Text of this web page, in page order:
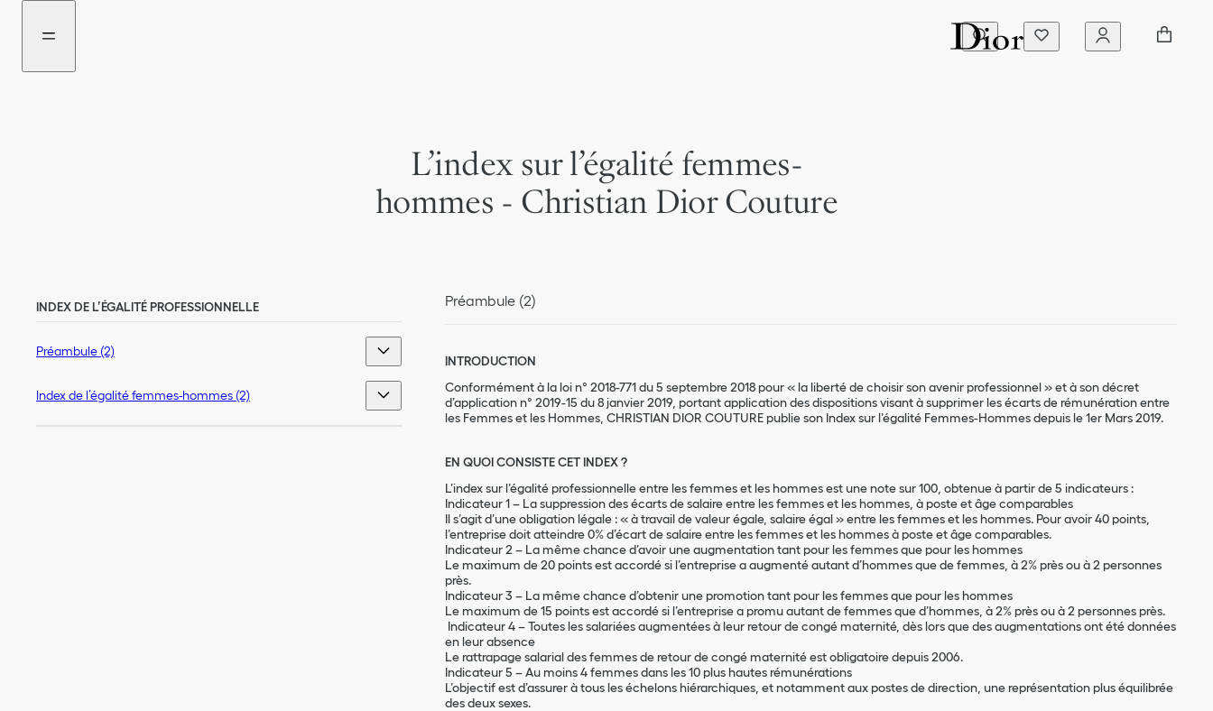
Aller
Aller
contenu
L’index sur l’égalité femmes-
hommes - Christian Dior Couture
INDEX DE L’ÉGALITÉ PROFESSIONNELLE
Préambule (2)
Index de l’égalité femmes-hommes (2)
Préambule (2)
INTRODUCTION
Conformément à la loi n° 2018-771 du 5 septembre 2018 pour « la liberté de choisir son avenir professionnel » et à son décret
d’application n° 2019-15 du 8 janvier 2019, portant application des dispositions visant à supprimer les écarts de rémunération entre
les Femmes et les Hommes, CHRISTIAN DIOR COUTURE publie son Index sur l’égalité Femmes-Hommes depuis le 1er Mars 2019.
EN QUOI CONSISTE CET INDEX ?
L’index sur l’égalité professionnelle entre les femmes et les hommes est une note sur 100, obtenue à partir de 5 indicateurs :
Indicateur 1 – La suppression des écarts de salaire entre les femmes et les hommes, à poste et âge comparables
Il s’agit d’une obligation légale : « à travail de valeur égale, salaire égal » entre les femmes et les hommes. Pour avoir 40 points,
l’entreprise doit atteindre 0% d’écart de salaire entre les femmes et les hommes à poste et âge comparables.
Indicateur 2 – La même chance d’avoir une augmentation tant pour les femmes que pour les hommes
Le maximum de 20 points est accordé si l’entreprise a augmenté autant d’hommes que de femmes, à 2% près ou à 2 personnes
près.
Indicateur 3 – La même chance d’obtenir une promotion tant pour les femmes que pour les hommes
Le maximum de 15 points est accordé si l’entreprise a promu autant de femmes que d’hommes, à 2% près ou à 2 personnes près.
Indicateur 4 – Toutes les salariées augmentées à leur retour de congé maternité, dès lors que des augmentations ont été données
en leur absence
Le rattrapage salarial des femmes de retour de congé maternité est obligatoire depuis 2006.
Indicateur 5 – Au moins 4 femmes dans les 10 plus hautes rémunérations
L’objectif est d’assurer à tous les échelons hiérarchiques, et notamment aux postes de direction, une représentation plus équilibrée
des deux sexes.